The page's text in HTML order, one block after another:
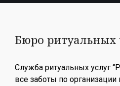
Бюро ритуальных
Служба ритуальных услуг
все заботы по организации